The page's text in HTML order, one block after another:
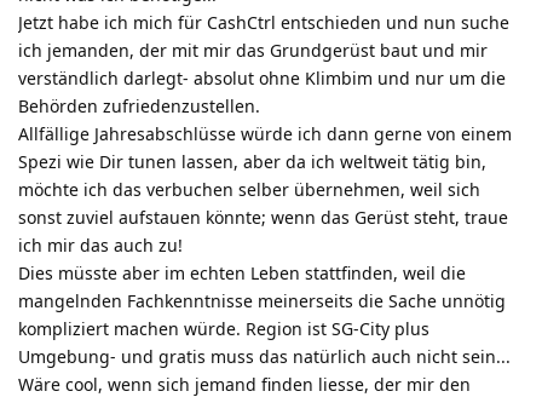
Jetzt habe ich mich für CashCtrl entschieden und nun suche
ich jemanden, der mit mir das Grundgerüst baut und mir
verständlich darlegt- absolut ohne Klimbim und nur um die
Behörden zufriedenzustellen.
Allfällige Jahresabschlüsse würde ich dann gerne von einem
Spezi wie Dir tunen lassen, aber da ich weltweit tätig bin,
möchte ich das verbuchen selber übernehmen, weil sich
sonst zuviel aufstauen könnte; wenn das Gerüst steht, traue
ich mir das auch zu!
Dies müsste aber im echten Leben stattfinden, weil die
mangelnden Fachkenntnisse meinerseits die Sache unnötig
kompliziert machen würde. Region ist SG-City plus
Umgebung- und gratis muss das natürlich auch nicht sein...
Wäre cool, wenn sich jemand finden liesse, der mir den